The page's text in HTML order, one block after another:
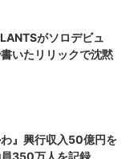
がソロデビュ
いたリリックで沈黙
』興行収入50億円を
350万人を記録